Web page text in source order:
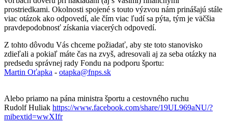
prostriedkami. Okolnosti spojené s touto výzvou nám prinášajú stále
viac otázok ako odpovedí, ale čím viac ľudí sa pýta, tým je väčšia
pravdepodobnosť získania viacerých odpovedí.
Z tohto dôvodu Vás chceme požiadať, aby ste toto stanovisko
zdieľali a pokiaľ máte čas na zvyš, adresovali aj za seba otázky na
predsedu správnej rady Fondu na podporu športu:
Martin Oťapka - otapka@fnps.sk
Alebo priamo na pána ministra športu a cestovného ruchu
Rudolf Huliak https://www.facebook.com/share/19UL969aNU/?
mibextid=wwXIfr